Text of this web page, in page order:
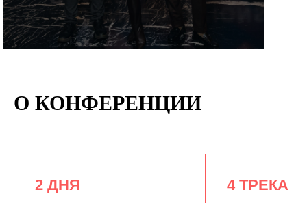
О КОНФЕРЕНЦИИ
2 ДНЯ 4 ТРЕКА
КУПИТЬ ЗАПИСИ